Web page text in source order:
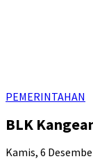
PEMERINTAHAN
BLK
Kamis, 6